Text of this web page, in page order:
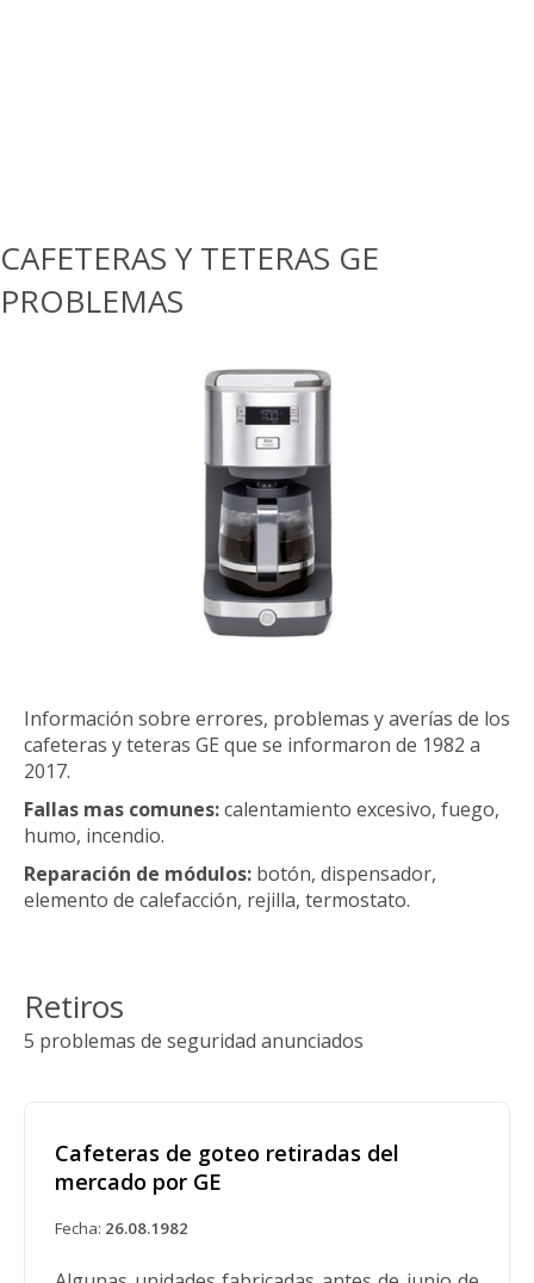
CAFETERAS Y TETERAS GE
PROBLEMAS
Información sobre errores, problemas y averías de los
cafeteras y teteras GE que se informaron de 1982 a
2017.
Fallas mas comunes:calentamiento excesivo, fuego,
humo, incendio.
Reparación de módulos: botón, dispensador,
elemento de calefacción, rejilla, termostato.
Retiros
5 problemas de seguridad anunciados
Cafeteras de goteo retiradas del
mercado por GE
Fecha: 26.08.1982